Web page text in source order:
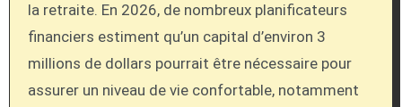
la retraite. En 2026, de nombreux planificateurs
financiers estiment qu’un capital d’environ 3
millions de dollars pourrait être nécessaire pour
assurer un niveau de vie confortable, notamment